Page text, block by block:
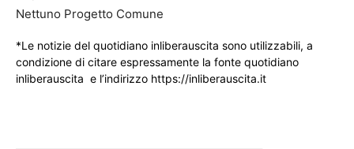
Nettuno Progetto Comune
*Le notizie del quotidiano inliberauscita sono utilizzabili, a
condizione di citare espressamente la fonte quotidiano
inliberauscita e l’indirizzo https://inliberauscita.it